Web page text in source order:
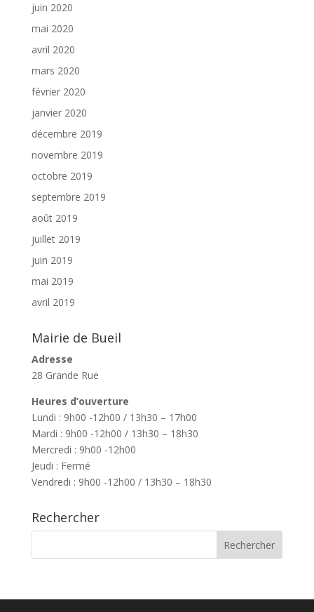
juin 2020
mai 2020
avril 2020
mars 2020
février 2020
janvier 2020
décembre 2019
novembre 2019
octobre 2019
septembre 2019
août 2019
juillet 2019
juin 2019
mai 2019
avril 2019
Mairie de Bueil
Adresse
28 Grande Rue
Heures d’ouverture
Lundi : 9h00 -12h00 / 13h30 – 17h00
Mardi : 9h00 -12h00 / 13h30 – 18h30
Mercredi : 9h00 -12h00
Jeudi : Fermé
Vendredi : 9h00 -12h00 / 13h30 – 18h30
Rechercher